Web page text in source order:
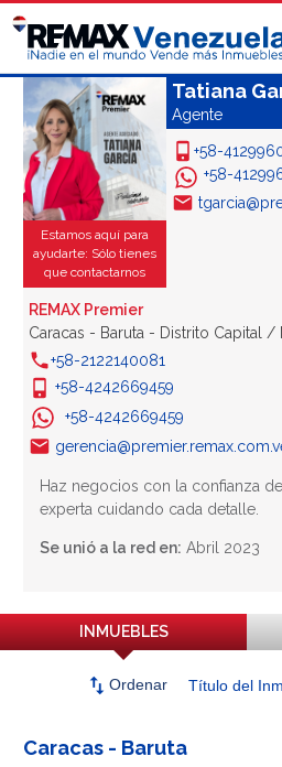
Estamos aquí para
ayudarte: Sólo tienes
que contactarnos
Tatiana
Agente
+58-
+58-
REMAX Premier
Caracas - Baruta - Distrito Capital /
+58-2122140081
+58-4242669459
+58-4242669459
Haz negocios con la confianza
experta cuidando cada detalle.
Se unió a la red en: Abril 2023
INMUEBLES
swap_vert Ordenar
Caracas - Baruta